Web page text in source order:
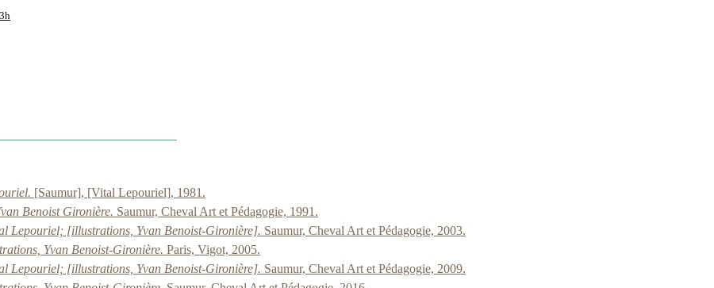
[Saumur], [Vital Lepouriel], 1981.
Benoist Gironière. Saumur, Cheval Art et Pédagogie, 1991.
Lepouriel; [illustrations, Yvan Benoist-Gironière]. Saumur, Cheval Art et Pédagogie, 2003.
Yvan Benoist-Gironière. Paris, Vigot, 2005.
Lepouriel; [illustrations, Yvan Benoist-Gironière]. Saumur, Cheval Art et Pédagogie, 2009.